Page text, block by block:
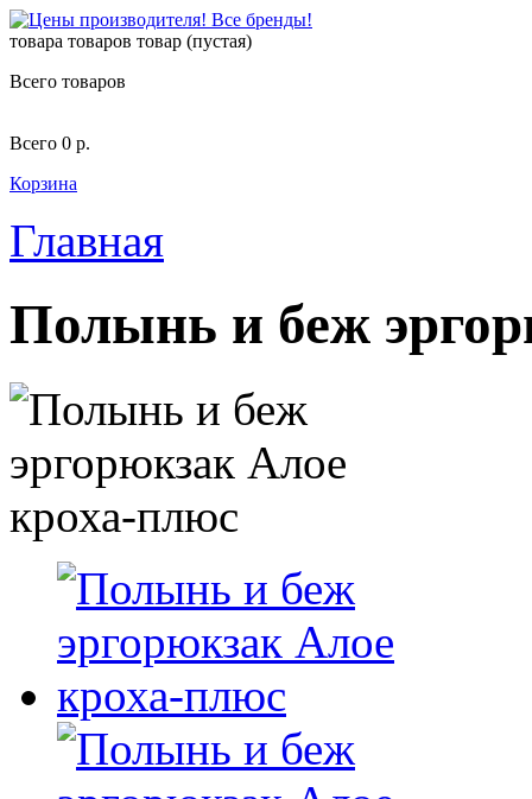
товара товаров товар (пустая)
Всего товаров
Всего 0 р.
Корзина
Главная
Полынь и беж